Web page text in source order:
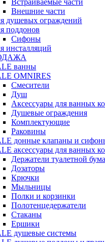
Встраиваемые части
Внешние части
душевых ограждений
поддонов
Сифоны
инсталляций
ванны
OMNIRES
Смесители
Душ
Аксессуары для ванных
Душевые ограждения
Комплектующие
Раковины
донные клапаны и
аксессуары для ванных
Держатели туалетной
Дозаторы
Крючки
Мыльницы
Полки и корзинки
Полотенцедержатели
Стаканы
Ершики
душевые системы